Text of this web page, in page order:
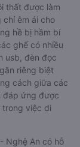
thất được làm
chỉ êm ái cho
hề bị hầm bí
ghế có nhiều
usb, đèn đọc
riêng biệt
cách giữa các
đáp ứng được
trong việc di
Nghệ An có hỗ